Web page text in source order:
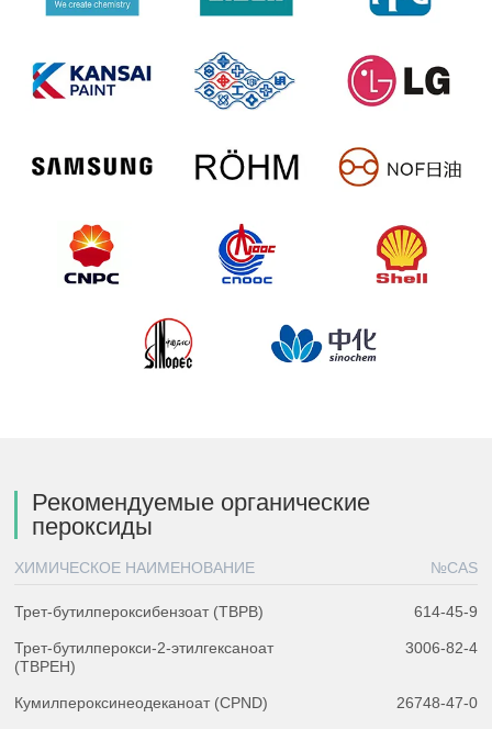
Рекомендуемые органические
пероксиды
ХИМИЧЕСКОЕ НАИМЕНОВАНИЕ №CAS
Трет-бутилпероксибензоат (TBPB) 614-45-9
Трет-бутилперокси-2-этилгексаноат
(TBPEH)
3006-82-4
Кумилпероксинеодеканоат (CPND) 26748-47-0